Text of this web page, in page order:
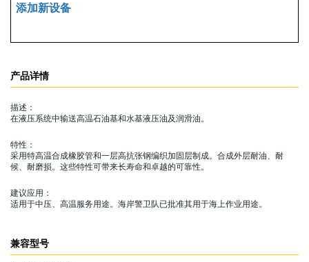
添加新设备
产品详情
描述：
在液压系统中输送高温石油基和水基液压油及润滑油。
特性：
采用特高温合成橡胶管和一层高抗张钢编织加固层制成。合成外层耐油、耐
候、耐磨损。这些特性可带来长寿命和卓越的可靠性。
建议应用：
适用于中压、高温服务用途。海岸警卫队已批准其用于海上作业用途。
兼容型号